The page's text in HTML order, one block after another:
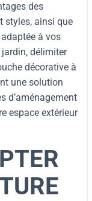
des
styles, ainsi que
à vos
délimiter
décorative à
une solution
d’aménagement
espace extérieur